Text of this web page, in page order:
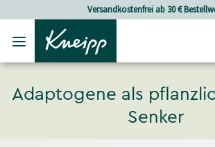
Skip to main content
Skip to footer contentVersandkostenfrei ab 30 €
Adaptogene als
Senker